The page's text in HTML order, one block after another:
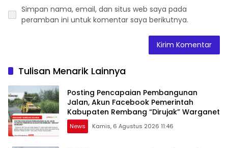
Simpan nama, email, dan situs web saya pada
peramban ini untuk komentar saya berikutnya.
Tulisan Menarik Lainnya
Posting Pencapaian Pembangunan
Jalan, Akun Facebook Pemerintah
Kabupaten Rembang “Dirujak” Warganet
News Kamis, 6 Agustus 2026 11:46